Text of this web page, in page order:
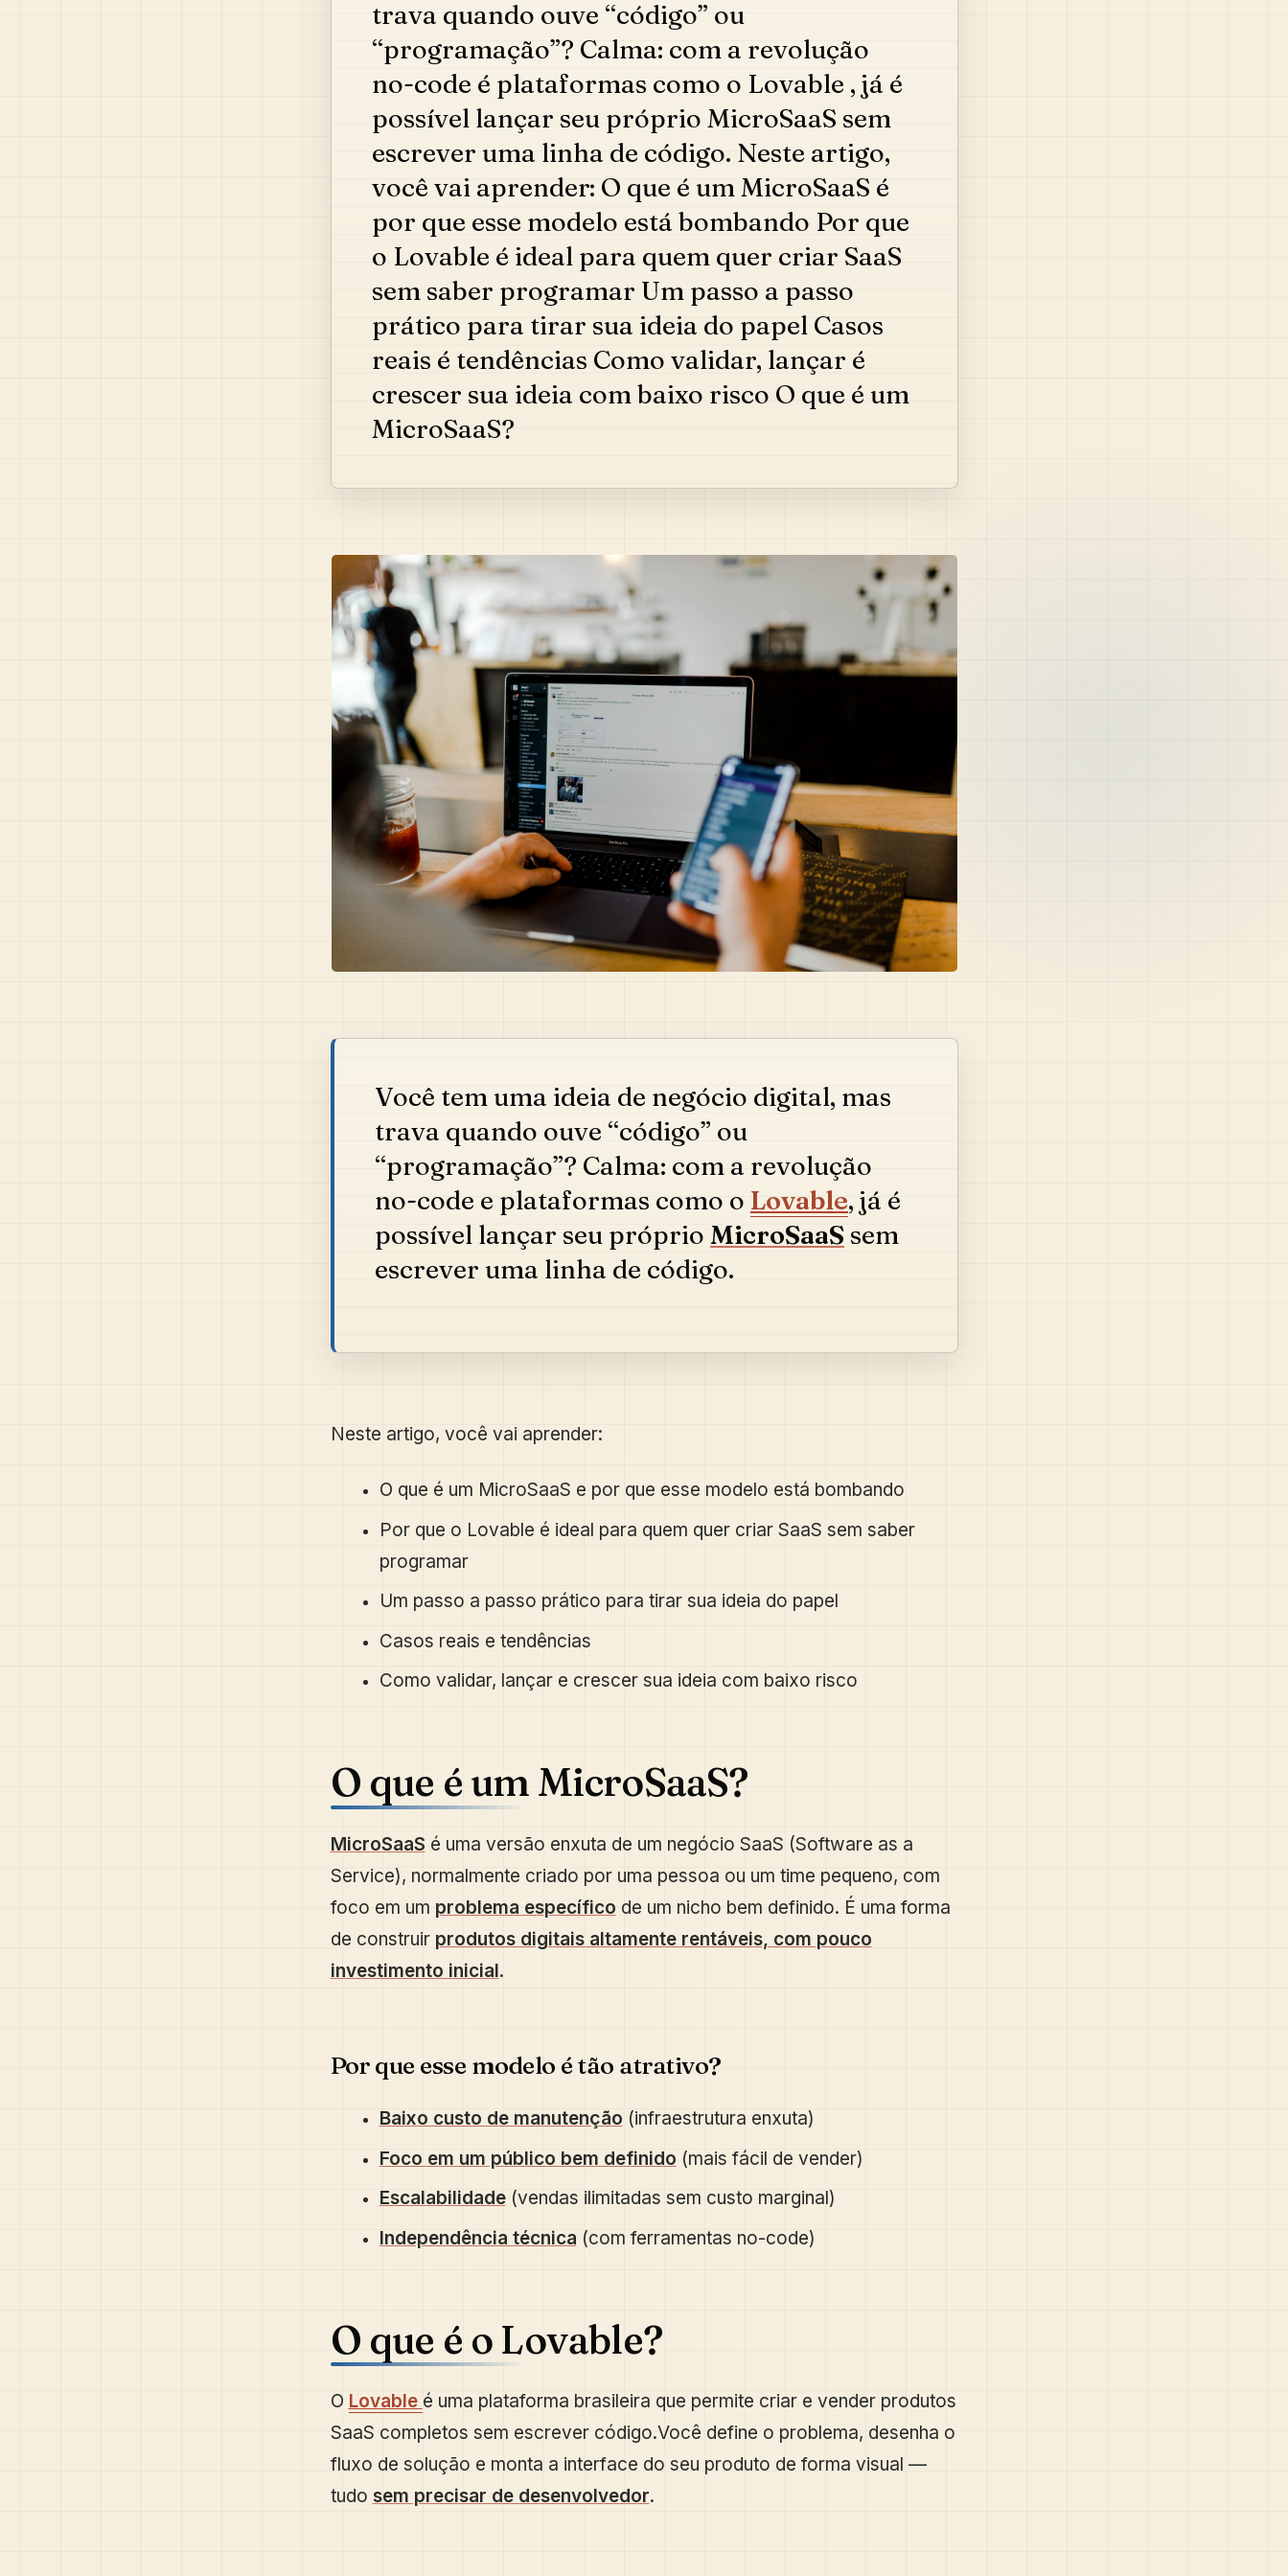
trava quando ouve “código” ou
“programação”? Calma: com a revolução
no-code é plataformas como o Lovable , já é
possível lançar seu próprio MicroSaaS sem
escrever uma linha de código. Neste artigo,
você vai aprender: O que é um MicroSaaS é
por que esse modelo está bombando Por que
o Lovable é ideal para quem quer criar SaaS
sem saber programar Um passo a passo
prático para tirar sua ideia do papel Casos
reais é tendências Como validar, lançar é
crescer sua ideia com baixo risco O que é um
MicroSaaS?
Você tem uma ideia de negócio digital, mas
trava quando ouve “código” ou
“programação”? Calma: com a revolução
no-code e plataformas como o Lovable, já é
possível lançar seu próprio MicroSaaS sem
escrever uma linha de código.
Neste artigo, você vai aprender:
O que é um MicroSaaS e por que esse modelo está bombando
Por que o Lovable é ideal para quem quer criar SaaS sem saber
programar
Um passo a passo prático para tirar sua ideia do papel
Casos reais e tendências
Como validar, lançar e crescer sua ideia com baixo risco
O que é um MicroSaaS?
MicroSaaS é uma versão enxuta de um negócio SaaS (Software as a
Service), normalmente criado por uma pessoa ou um time pequeno, com
foco em um problema específico de um nicho bem definido. É uma forma
de construir produtos digitais altamente rentáveis, com pouco
investimento inicial.
Por que esse modelo é tão atrativo?
Baixo custo de manutenção (infraestrutura enxuta)
Foco em um público bem definido (mais fácil de vender)
Escalabilidade(vendas ilimitadas sem custo marginal)
Independência técnica (com ferramentas no-code)
O que é o Lovable?
O Lovable é uma plataforma brasileira que permite criar e vender produtos
SaaS completos sem escrever código.Você define o problema, desenha o
fluxo de solução e monta a interface do seu produto de forma visual —
tudo sem precisar de desenvolvedor.